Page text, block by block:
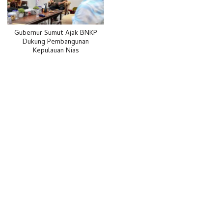
Gubernur Sumut Ajak BNKP
Dukung Pembangunan
Kepulauan Nias